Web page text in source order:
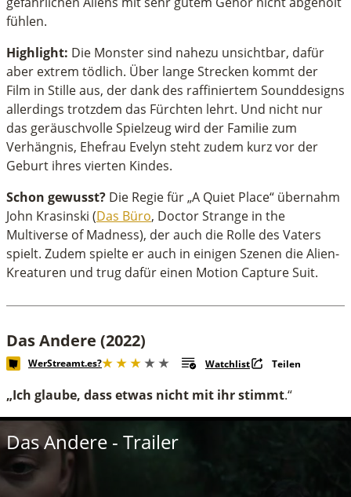
fühlen.
Highlight: Die Monster sind nahezu unsichtbar, dafür
aber extrem tödlich. Über lange Strecken kommt der
Film in Stille aus, der dank des raffiniertem Sounddesigns
allerdings trotzdem das Fürchten lehrt. Und nicht nur
das geräuschvolle Spielzeug wird der Familie zum
Verhängnis, Ehefrau Evelyn steht zudem kurz vor der
Geburt ihres vierten Kindes.
Schon gewusst? Die Regie für „A Quiet Place“ übernahm
John Krasinski (Das Büro, Doctor Strange in the
Multiverse of Madness), der auch die Rolle des Vaters
spielt. Zudem spielte er auch in einigen Szenen die Alien-
Kreaturen und trug dafür einen Motion Capture Suit.
Das Andere (2022)
WerStreamt.es? Watchlist Teilen
„Ich glaube, dass etwas nicht mit ihr stimmt.“
Das Andere - Trailer